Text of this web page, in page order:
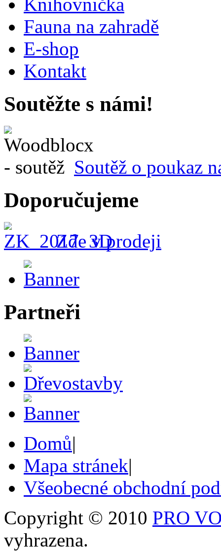
Knihovnička
Fauna na zahradě
E-shop
Kontakt
Soutěžte s námi!
Soutěž o poukaz
Doporučujeme
Zde v prodeji
Partneři
Domů|
Mapa stránek|
Všeobecné obchodní
Copyright © 2010 PRO
vyhrazena.